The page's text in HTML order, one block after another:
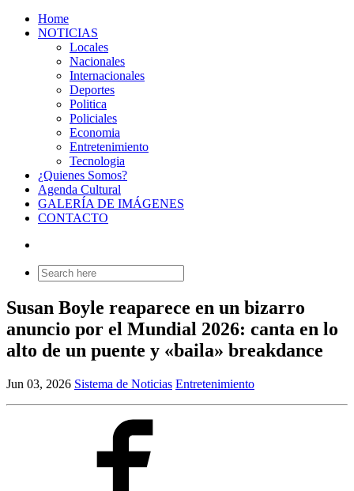
Home
NOTICIAS
Locales
Nacionales
Internacionales
Deportes
Politica
Policiales
Economia
Entretenimiento
Tecnologia
¿Quienes Somos?
Agenda Cultural
GALERÍA DE IMÁGENES
CONTACTO
Search
for:
Susan Boyle reaparece en un bizarro
anuncio por el Mundial 2026: canta en lo
alto de un puente y «baila» breakdance
Jun 03, 2026 Sistema de Noticias Entretenimiento